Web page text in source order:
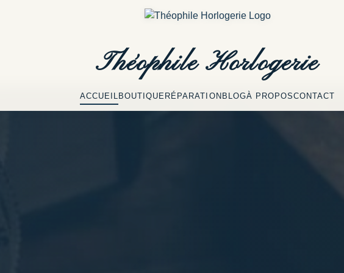
ACCUEIL BOUTIQUE RÉPARATION BLOGÀ PROPOSCONTACT
ThéophileHorlogerie